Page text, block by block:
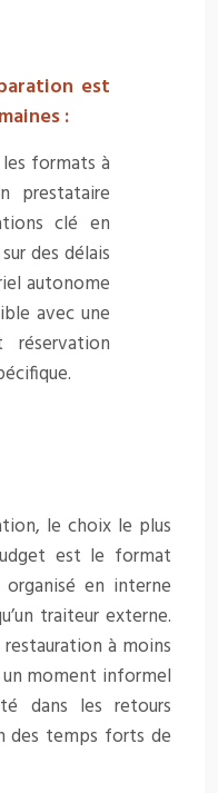
est
:
formats à
prestataire
clé en
des délais
autonome
avec une
réservation
le choix le plus
est le format
en interne
traiteur externe.
à moins
moment informel
dans les retours
des temps forts de